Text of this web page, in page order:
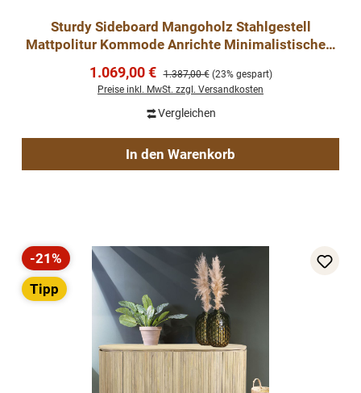
Sturdy Sideboard Mangoholz Stahlgestell
Mattpolitur Kommode Anrichte Minimalistischer-
Verkaufspreis:
1.069,00 € Regulärer Preis:
1.387,00 € (23% gespart)
Preise inkl. MwSt. zzgl. Versandkosten
Vergleichen
In den Warenkorb
Rabatt
-21%
Tipp